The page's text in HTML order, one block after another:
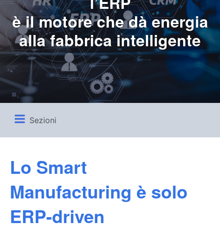
è il motore che dà energia
alla fabbrica intelligente
Sezioni
Lo Smart
Manufacturing è solo
ERP-driven